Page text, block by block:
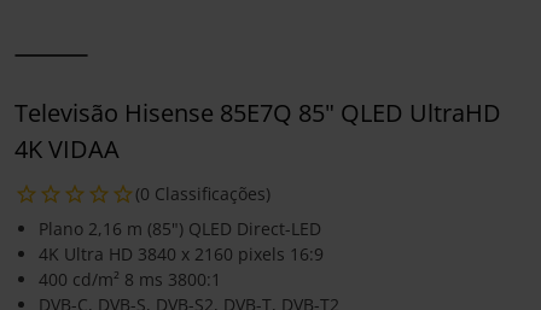
Televisão Hisense 85E7Q 85" QLED UltraHD
4K VIDAA
(0 Classificações)
Plano 2,16 m (85") QLED Direct-LED
4K Ultra HD 3840 x 2160 pixels 16:9
400 cd/m² 8 ms 3800:1
DVB-C, DVB-S, DVB-S2, DVB-T, DVB-T2